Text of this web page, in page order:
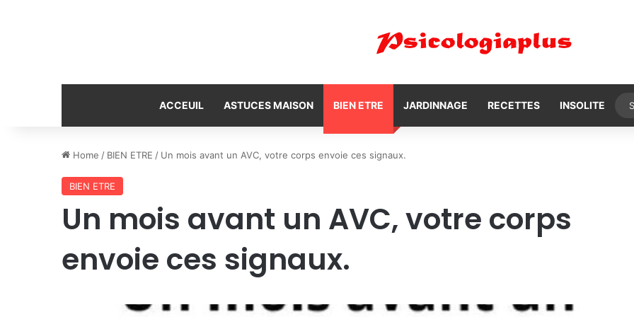
ACCEUIL ASTUCES MAISON BIEN ETRE JARDINNAGE RECETTES INSOLITE
Home / BIEN ETRE / Un mois avant un AVC, votre corps envoie ces signaux.
BIEN ETRE
Un mois avant un AVC, votre corps
envoie ces signaux.